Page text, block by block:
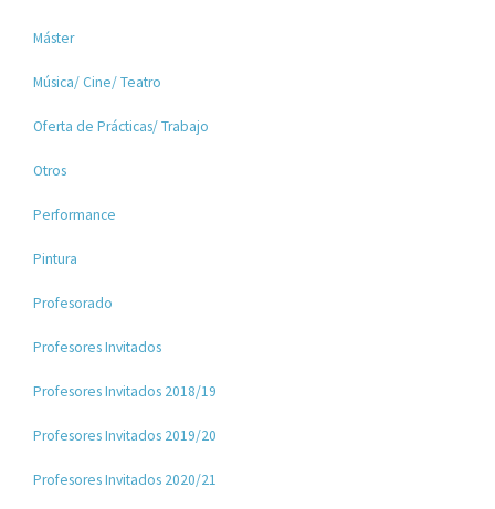
Máster
Música/ Cine/ Teatro
Oferta de Prácticas/ Trabajo
Otros
Performance
Pintura
Profesorado
Profesores Invitados
Profesores Invitados 2018/19
Profesores Invitados 2019/20
Profesores Invitados 2020/21